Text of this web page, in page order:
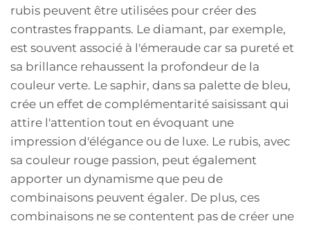
rubis peuvent être utilisées pour créer des
contrastes frappants. Le diamant, par exemple,
est souvent associé à l'émeraude car sa pureté et
sa brillance rehaussent la profondeur de la
couleur verte. Le saphir, dans sa palette de bleu,
crée un effet de complémentarité saisissant qui
attire l'attention tout en évoquant une
impression d'élégance ou de luxe. Le rubis, avec
sa couleur rouge passion, peut également
apporter un dynamisme que peu de
combinaisons peuvent égaler. De plus, ces
combinaisons ne se contentent pas de créer une